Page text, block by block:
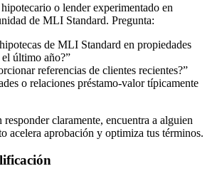
o lender experimentado en
de MLI Standard. Pregunta:
de MLI Standard en propiedades
último año?”
referencias de clientes recientes?”
o relaciones préstamo-valor típicamente
claramente, encuentra a alguien
acelera aprobación y optimiza tus términos.